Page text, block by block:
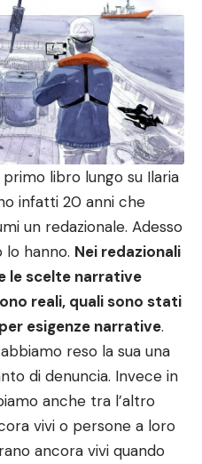
libro lungo su Ilaria
infatti 20 anni che
un redazionale. Adesso
hanno. Nei redazionali
le scelte narrative
reali, quali sono stati
esigenze narrative.
abbiamo reso la sua una
di denuncia. Invece in
anche tra l’altro
vivi o persone a loro
ancora vivi quando